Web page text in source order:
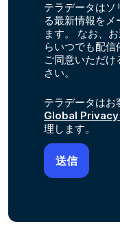
テラデータはソ
る最新情報をメ
ます。 なお、
らいつでも配信
ご同意いただ
さい。
テラデータはお
Global
理します。